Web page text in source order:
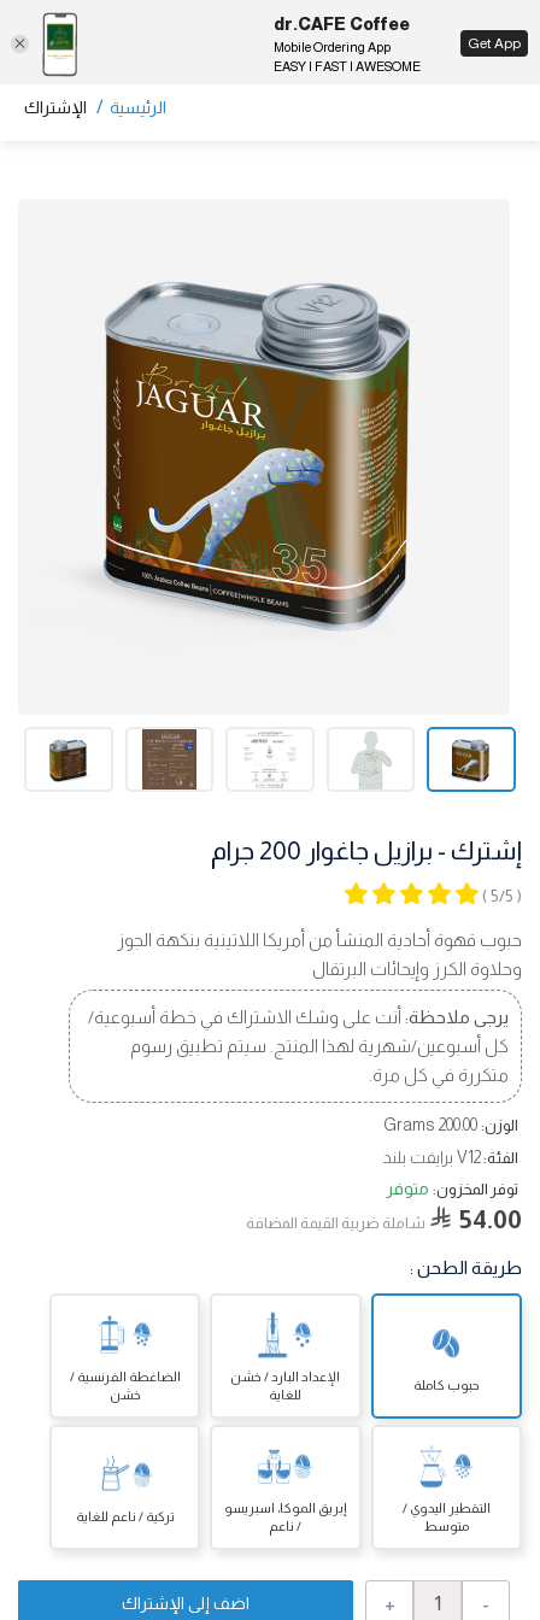
EN
الرئيسية / الإشتراك
إشترك - برازيل جاغوار 200 جرام
( 5/5 )
حبوب قهوة أحادية المنشأ من أمريكا اللاتينية بنكهة الجوز
وحلاوة الكرز وإيحائات البرتقال
يرجى ملاحظة: أنت على وشك الاشتراك في خطة أسبوعية/
كل أسبوعين/شهرية لهذا المنتج. سيتم تطبيق رسوم
متكررة في كل مرة.
الوزن: 200.00 Grams
الفئة:V12 برايفت بلند
توفر المخزون: متوفر
54.00 شاملة ضربية القيمة المضافة
طريقة الطحن :
حبوب كاملة
الإعداد البارد / خشن
للغاية
الضاغطة الفرنسية /
خشن
التقطير اليدوي /
متوسط
إبريق الموكا، اسبريسو
/ ناعم
تركية / ناعم للغاية
-
+ اضف إلى الإشتراك
dr.CAFE Coffee
Mobile Ordering App
EASY | FAST | AWESOME
Get App